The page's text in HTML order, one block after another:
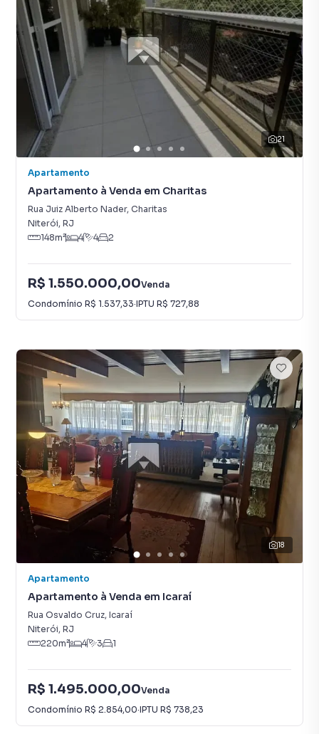
21
Apartamento
Apartamento à Venda em Charitas
Rua Juiz Alberto Nader, Charitas
Niterói, RJ
148m² 4 4 2
R$ 1.550.000,00Venda
Condomínio R$ 1.537,33·IPTU R$ 727,88
18
Apartamento
Apartamento à Venda em Icaraí
Rua Osvaldo Cruz, Icaraí
Niterói, RJ
220m² 4 3 1
R$ 1.495.000,00Venda
Condomínio R$ 2.854,00·IPTU R$ 738,23